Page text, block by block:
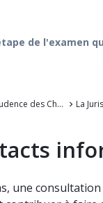
de l'examen
La Jurisprudence des Chambers de recours de l'OEB
une